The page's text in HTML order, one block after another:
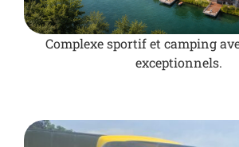
Complexe sportif et camping
exceptionnels.